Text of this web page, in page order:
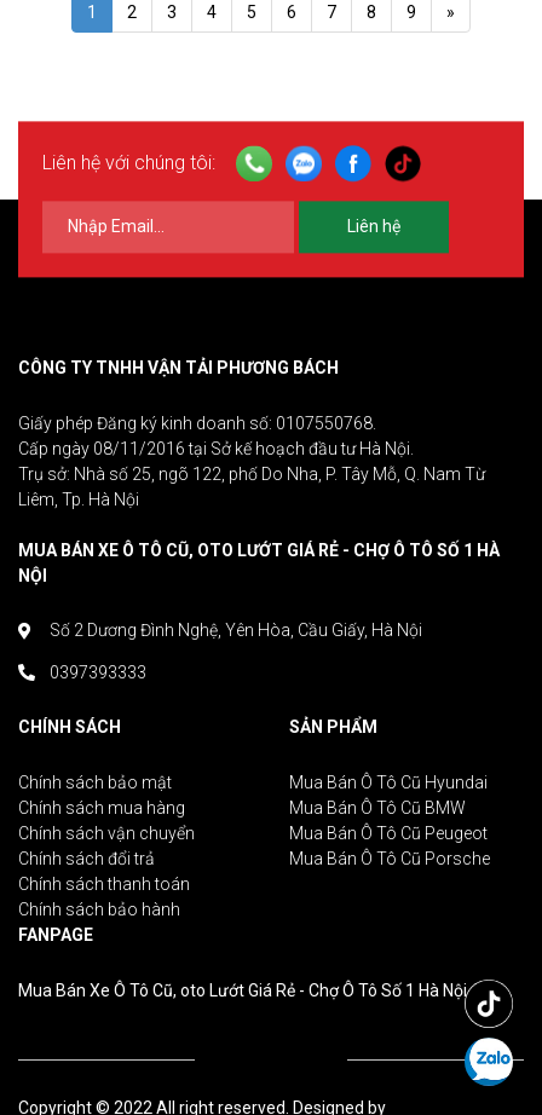
1 2 3 4 5 6 7 8 9 »
Liên hệ với chúng tôi:
Liên hệ
CÔNG TY TNHH VẬN TẢI PHƯƠNG BÁCH
Giấy phép Đăng ký kinh doanh số: 0107550768.
Cấp ngày 08/11/2016 tại Sở kế hoạch đầu tư Hà Nội.
Trụ sở: Nhà số 25, ngõ 122, phố Do Nha, P. Tây Mỗ, Q. Nam Từ
Liêm, Tp. Hà Nội
MUA BÁN XE Ô TÔ CŨ, OTO LƯỚT GIÁ RẺ - CHỢ Ô TÔ SỐ 1 HÀ
NỘI
Số 2 Dương Đình Nghệ, Yên Hòa, Cầu Giấy, Hà Nội
0397393333
CHÍNH SÁCH
Chính sách bảo mật
Chính sách mua hàng
Chính sách vận chuyển
Chính sách đổi trả
Chính sách thanh toán
Chính sách bảo hành
SẢN PHẨM
Mua Bán Ô Tô Cũ Hyundai
Mua Bán Ô Tô Cũ BMW
Mua Bán Ô Tô Cũ Peugeot
Mua Bán Ô Tô Cũ Porsche
FANPAGE
Mua Bán Xe Ô Tô Cũ, oto Lướt Giá Rẻ - Chợ Ô Tô Số 1 Hà Nội
Copyright © 2022 All right reserved. Designed by